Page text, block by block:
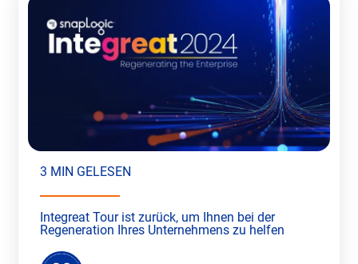
3 MIN GELESEN
Integreat Tour ist zurück, um Ihnen bei der
Regeneration Ihres Unternehmens zu helfen